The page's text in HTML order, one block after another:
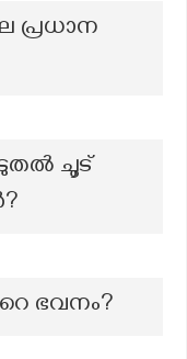
പ്രധാന
ചൂട്
ഭവനം?